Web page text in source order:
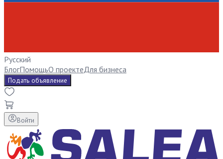
Русский
БлогПомощьО проектеДля бизнеса
Подать объявление
Войти